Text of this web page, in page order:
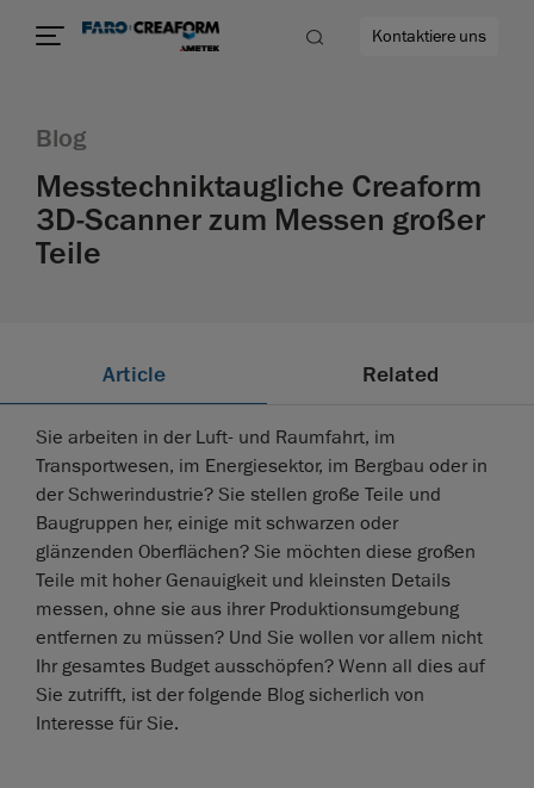
Kontaktiere uns
Blog
Messtechniktaugliche Creaform
3D-Scanner zum Messen großer
Teile
Article Related
Sie arbeiten in der Luft- und Raumfahrt, im
Transportwesen, im Energiesektor, im Bergbau oder in
der Schwerindustrie? Sie stellen große Teile und
Baugruppen her, einige mit schwarzen oder
glänzenden Oberflächen? Sie möchten diese großen
Teile mit hoher Genauigkeit und kleinsten Details
messen, ohne sie aus ihrer Produktionsumgebung
entfernen zu müssen? Und Sie wollen vor allem nicht
Ihr gesamtes Budget ausschöpfen? Wenn all dies auf
Sie zutrifft, ist der folgende Blog sicherlich von
Interesse für Sie.